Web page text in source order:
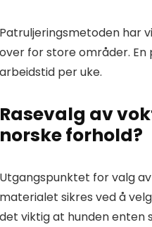
Patruljeringsmetoden har
over for store områder. En
arbeidstid per uke.
Rasevalg av
norske forhold?
Utgangspunktet for valg
materialet sikres ved å
det viktig at hunden enten